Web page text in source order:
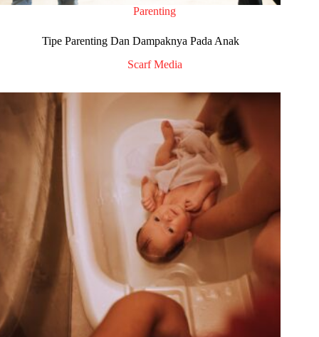
Parenting
Tipe Parenting Dan Dampaknya Pada Anak
Scarf Media